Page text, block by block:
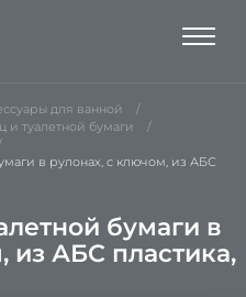
для ванной
туалетной бумаги
в рулонах, с ключом, из АБС
бумаги в
из АБС пластика,